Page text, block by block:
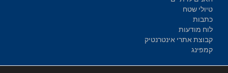
טיולי שטח
כתבות
לוח מודעות
קבוצת אתרי אינטרנטיק
קמפינג